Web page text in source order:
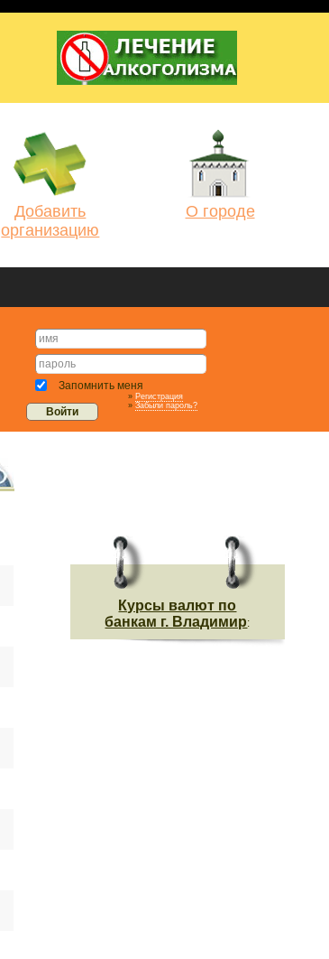
Добавить
организацию
О городе
Запомнить меня
» Регистрация
» Забыли пароль?
Курсы валют по
банкам г. Владимир: